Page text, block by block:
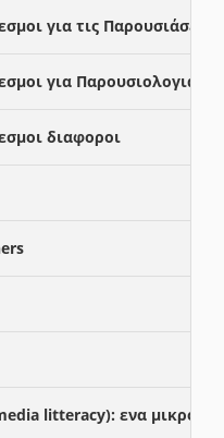
για τις Παρουσιάσεις
για Παρουσιολογια
διαφοροι
litteracy): ενα μικρο